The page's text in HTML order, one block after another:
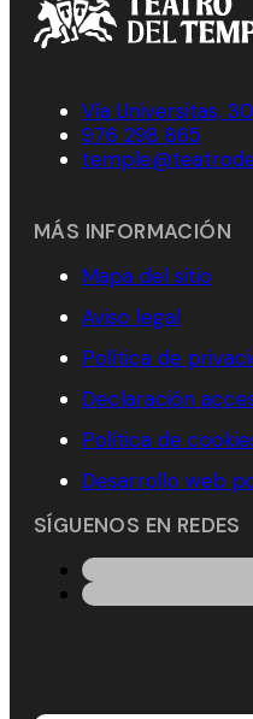
Vía Universitas, 30
976 298 865
MÁS INFORMACIÓN
Mapa del sitio
Aviso legal
Política de
Declaración
Política de
Desarrollo web
SÍGUENOS EN REDES